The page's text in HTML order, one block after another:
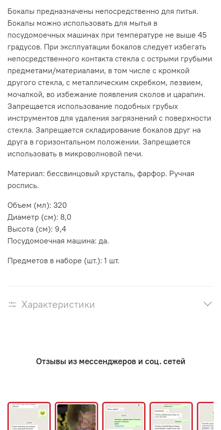
Бокалы предназначены непосредственно для питья.
Бокалы можно использовать для мытья в
посудомоечных машинах при температуре не выше 45
градусов. При эксплуатации бокалов следует избегать
непосредственного контакта стекла с острыми грубыми
предметами/материалами, в том числе с кромкой
другого стекла, с металлическим скребком, лезвием,
мочалкой, во избежание появления сколов и царапин.
Запрещается использование подобных грубых
инструментов для удаления загрязнений с поверхности
стекла. Запрещается складирование бокалов друг на
друга в горизонтальном положении. Запрещается
использовать в микроволновой печи.
Материал: бессвинцовый хрусталь, фарфор. Ручная
роспись.
Объем (мл): 320
Диаметр (см): 8,0
Высота (см): 9,4
Посудомоечная машина: да.
Предметов в наборе (шт.): 1 шт.
Характеристики
Отзывы из мессенджеров и соц. сетей